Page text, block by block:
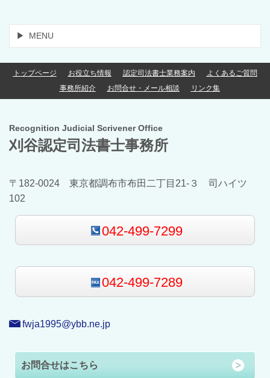
MENU
トップページ お役立ち情報 認定司法書士業務案内
よくあるご質問
事務所紹介
お問合せ・メール相談 リンク集
Recognition Judicial Scrivener Office
刈谷認定司法書士事務所
〒182-0024 東京都調布市布田二丁目21-３ 司ハイツ
102
042-499-7299
042-499-7289
fwja1995@ybb.ne.jp
お問合せはこちら